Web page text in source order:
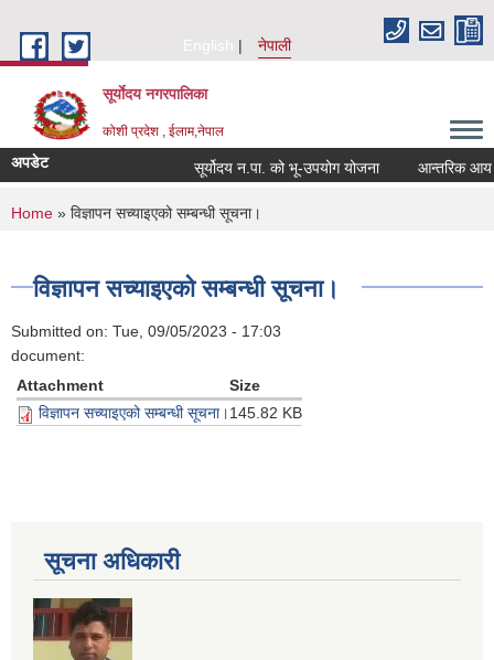
English
नेपाली
सूर्याेदय नगरपालिका
कोशी प्रदेश , ईलाम,नेपाल
अपडेट सूर्योदय न.पा. को भू-उपयोग योजना आन्तरिक आय
You are here
Home » विज्ञापन सच्याइएको सम्बन्धी सूचना।
विज्ञापन सच्याइएको सम्बन्धी सूचना।
Submitted on: Tue, 09/05/2023 - 17:03
document:
Attachment
Size
विज्ञापन सच्याइएको सम्बन्धी सूचना।145.82 KB
सूचना अधिकारी